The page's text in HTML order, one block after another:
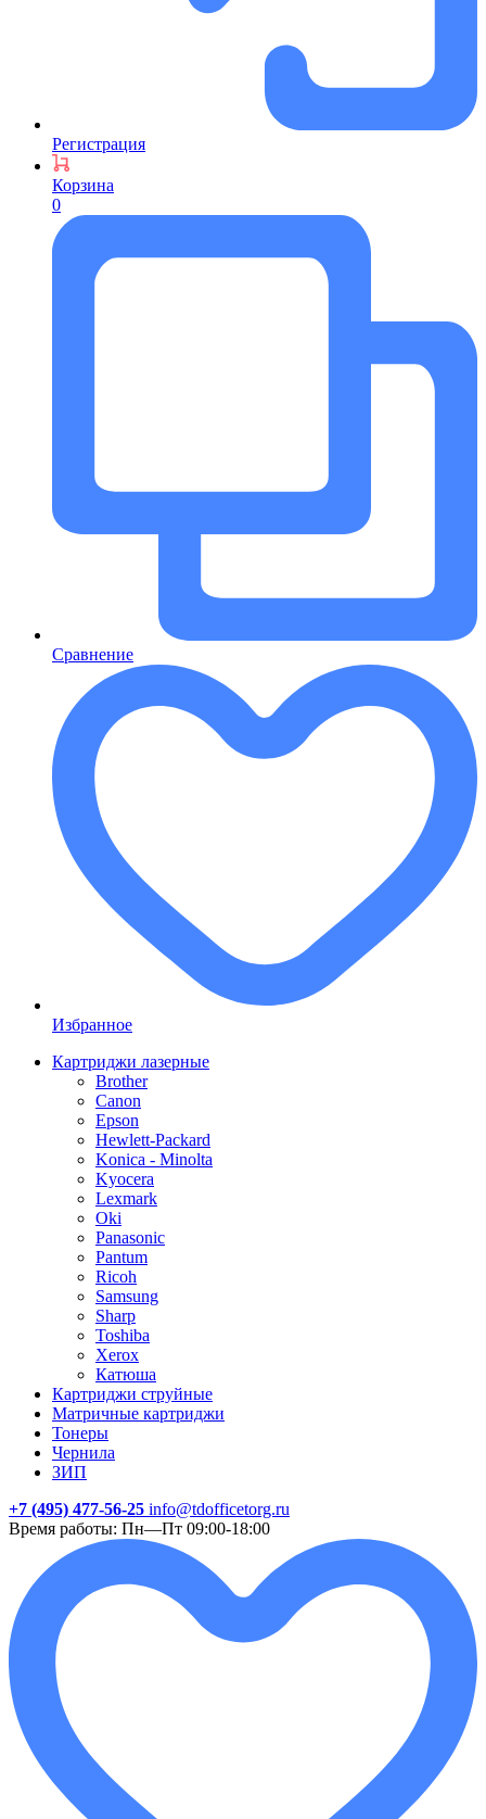
Регистрация
Корзина
0
Сравнение
Избранное
Картриджи лазерные
Brother
Canon
Epson
Hewlett-Packard
Konica - Minolta
Kyocera
Lexmark
Oki
Panasonic
Pantum
Ricoh
Samsung
Sharp
Toshiba
Xerox
Катюша
Картриджи струйные
Матричные картриджи
Тонеры
Чернила
ЗИП
+7 (495) 477-56-25 info@tdofficetorg.ru
Время работы: Пн—Пт 09:00-18:00